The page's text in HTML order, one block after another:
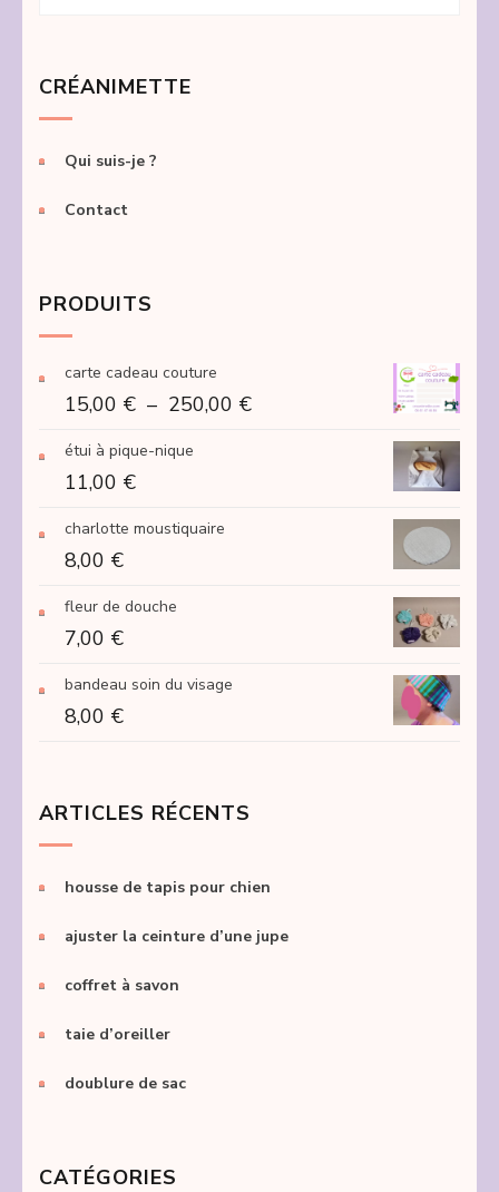
CRÉANIMETTE
Qui suis-je ?
Contact
PRODUITS
carte cadeau couture
15,00 € – 250,00 €Plage
étui à pique-nique
11,00 €
charlotte moustiquaire
8,00 €
fleur de douche
7,00 €
bandeau soin du visage
8,00 €
ARTICLES RÉCENTS
housse de tapis pour chien
ajuster la ceinture d’une jupe
coffret à savon
taie d’oreiller
doublure de sac
CATÉGORIES